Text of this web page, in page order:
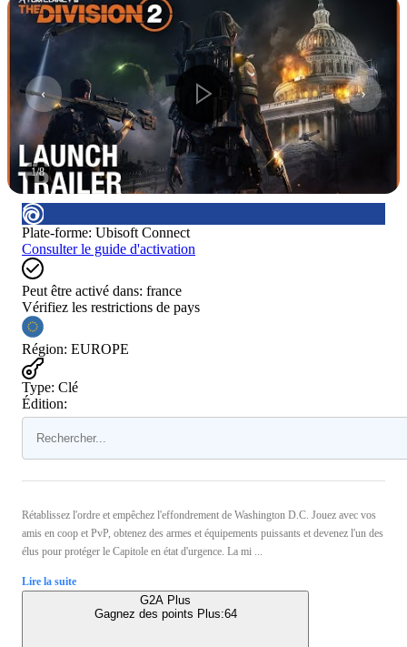
1/8
Plate-forme: Ubisoft Connect
Consulter le guide d'activation
Peut être activé dans: france
Vérifiez les restrictions de pays
Région: EUROPE
Type: Clé
Édition:
Rétablissez l'ordre et empêchez l'effondrement de Washington D.C. Jouez avec vos
amis en coop et PvP, obtenez des armes et équipements puissants et devenez l'un des
élus pour protéger le Capitole en état d'urgence. La mi ...
Lire la suite
G2A Plus
Gagnez des points Plus:64